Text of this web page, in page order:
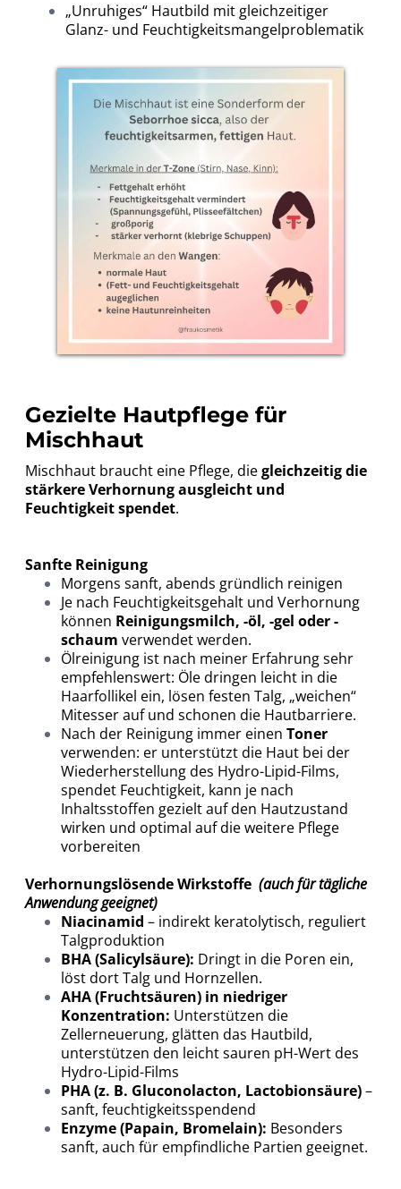
„Unruhiges“ Hautbild mit gleichzeitiger
Glanz- und Feuchtigkeitsmangelproblematik
Gezielte Hautpflege für
Mischhaut
Mischhaut braucht eine Pflege, diegleichzeitig die
stärkere Verhornung ausgleicht und
Feuchtigkeit spendet.
Sanfte Reinigung
Morgens sanft, abends gründlich reinigen
Je nach Feuchtigkeitsgehalt und Verhornung
können Reinigungsmilch, -öl, -gel oder -
schaum verwendet werden.
Ölreinigung ist nach meiner Erfahrung sehr
empfehlenswert: Öle dringen leicht in die
Haarfollikel ein, lösen festen Talg, „weichen“
Mitesser auf und schonen die Hautbarriere.
Nach der Reinigung immer einen Toner
verwenden: er unterstützt die Haut bei der
Wiederherstellung des Hydro-Lipid-Films,
spendet Feuchtigkeit, kann je nach
Inhaltsstoffen gezielt auf den Hautzustand
wirken und optimal auf die weitere Pflege
vorbereiten
Verhornungslösende Wirkstoffe (auch für tägliche
Anwendung geeignet)
Niacinamid – indirekt keratolytisch, reguliert
Talgproduktion
BHA (Salicylsäure): Dringt in die Poren ein,
löst dort Talg und Hornzellen.
AHA (Fruchtsäuren) in niedriger
Konzentration: Unterstützen die
Zellerneuerung, glätten das Hautbild,
unterstützen den leicht sauren pH-Wert des
Hydro-Lipid-Films
PHA (z. B. Gluconolacton, Lactobionsäure)–
sanft, feuchtigkeitsspendend
Enzyme (Papain, Bromelain): Besonders
sanft, auch für empfindliche Partien geeignet.